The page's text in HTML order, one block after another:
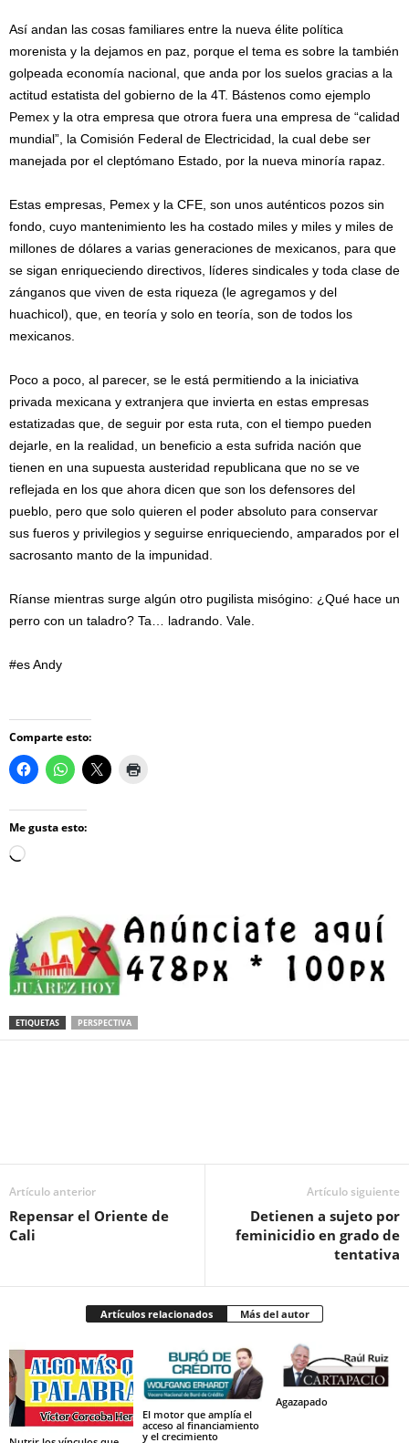
Así andan las cosas familiares entre la nueva élite política
morenista y la dejamos en paz, porque el tema es sobre la también
golpeada economía nacional, que anda por los suelos gracias a la
actitud estatista del gobierno de la 4T. Bástenos como ejemplo
Pemex y la otra empresa que otrora fuera una empresa de “calidad
mundial”, la Comisión Federal de Electricidad, la cual debe ser
manejada por el cleptómano Estado, por la nueva minoría rapaz.
Estas empresas, Pemex y la CFE, son unos auténticos pozos sin
fondo, cuyo mantenimiento les ha costado miles y miles y miles de
millones de dólares a varias generaciones de mexicanos, para que
se sigan enriqueciendo directivos, líderes sindicales y toda clase de
zánganos que viven de esta riqueza (le agregamos y del
huachicol), que, en teoría y solo en teoría, son de todos los
mexicanos.
Poco a poco, al parecer, se le está permitiendo a la iniciativa
privada mexicana y extranjera que invierta en estas empresas
estatizadas que, de seguir por esta ruta, con el tiempo pueden
dejarle, en la realidad, un beneficio a esta sufrida nación que
tienen en una supuesta austeridad republicana que no se ve
reflejada en los que ahora dicen que son los defensores del
pueblo, pero que solo quieren el poder absoluto para conservar
sus fueros y privilegios y seguirse enriqueciendo, amparados por el
sacrosanto manto de la impunidad.
Ríanse mientras surge algún otro pugilista misógino: ¿Qué hace un
perro con un taladro? Ta… ladrando. Vale.
#es Andy
Comparte esto:
Me gusta esto:
Loading…
ETIQUETAS PERSPECTIVA
Artículo anterior
Repensar el Oriente de
Cali
Artículo siguiente
Detienen a sujeto por
feminicidio en grado de
tentativa
Artículos relacionados Más del autor
El motor que amplía el
acceso al financiamiento
y el crecimiento
Agazapado